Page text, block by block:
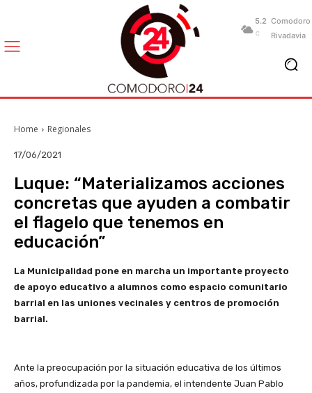
5.2
C
Comodoro
Rivadavia
Home Regionales
17/06/2021
Luque: “Materializamos acciones
concretas que ayuden a combatir
el flagelo que tenemos en
educación”
La Municipalidad pone en marcha un importante proyecto
de apoyo educativo a alumnos como espacio comunitario
barrial en las uniones vecinales y centros de promoción
barrial.
Ante la preocupación por la situación educativa de los últimos
años, profundizada por la pandemia, el intendente Juan Pablo